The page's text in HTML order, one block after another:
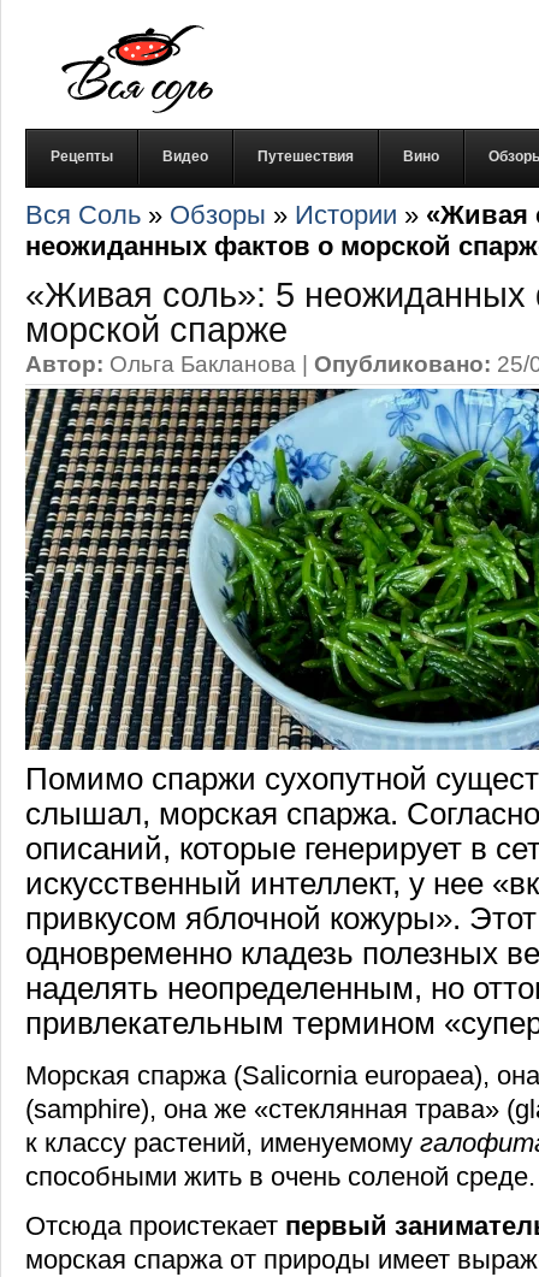
Рецепты Видео Путешествия Вино
Вся Соль » Обзоры » Истории » «Живая
неожиданных фактов о морской
«Живая соль»: 5 неожиданных
морской спарже
Автор: Ольга Бакланова | Опубликовано: 25/
Помимо спаржи сухопутной
слышал, морская спаржа.
описаний, которые генерирует в
искусственный интеллект, у нее
привкусом яблочной кожуры».
одновременно кладезь полезных
наделять неопределенным, но
привлекательным термином
Морская спаржа (Salicornia europaea),
(samphire), она же «стеклянная трава»
к классу растений, именуемому
способными жить в очень соленой среде.
Отсюда проистекает первый
морская спаржа от природы имеет